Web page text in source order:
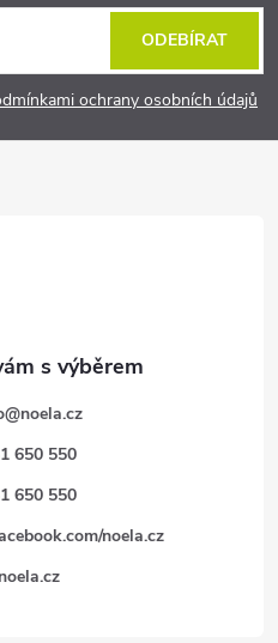
ochrany osobních údajů
ODEBÍRAT
@noela.cz
650 550
650 550
noela.cz
noela.cz